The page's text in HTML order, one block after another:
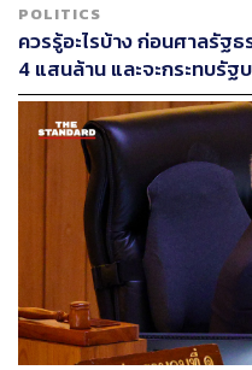
POLITICS
ควรรู้อะไรบ้าง ก่อนศาลรัฐ
4 แสนล้าน และจะกระทบรัฐ